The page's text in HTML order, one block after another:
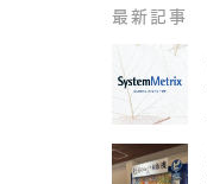
最新記事